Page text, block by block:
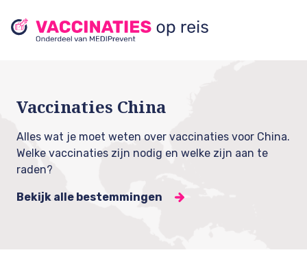
Vaccinaties China
Alles wat je moet weten over vaccinaties voor China.
Welke vaccinaties zijn nodig en welke zijn aan te
raden?
Bekijk alle bestemmingen